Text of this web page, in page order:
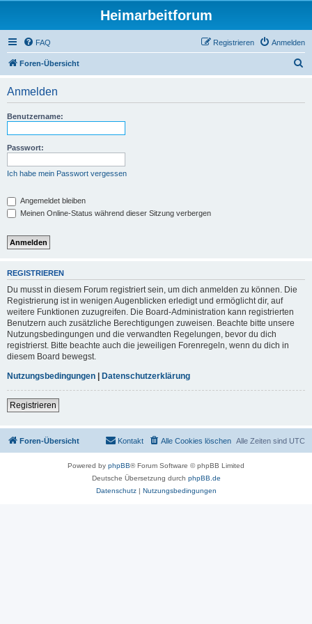
Heimarbeitforum
FAQ Anmelden
Registrieren
Foren-Übersicht
Anmelden
Benutzername:
Passwort:
Ich habe mein Passwort vergessen
Angemeldet bleiben
Meinen Online-Status während dieser Sitzung verbergen
REGISTRIEREN
Du musst in diesem Forum registriert sein, um dich anmelden zu können. Die
Registrierung ist in wenigen Augenblicken erledigt und ermöglicht dir, auf
weitere Funktionen zuzugreifen. Die Board-Administration kann registrierten
Benutzern auch zusätzliche Berechtigungen zuweisen. Beachte bitte unsere
Nutzungsbedingungen und die verwandten Regelungen, bevor du dich
registrierst. Bitte beachte auch die jeweiligen Forenregeln, wenn du dich in
diesem Board bewegst.
Nutzungsbedingungen | Datenschutzerklärung
Registrieren
Foren-Übersicht Alle Zeiten sind UTC
Alle Cookies löschen
Kontakt
Powered by phpBB® Forum Software © phpBB Limited
Deutsche Übersetzung durch phpBB.de
Datenschutz| Nutzungsbedingungen